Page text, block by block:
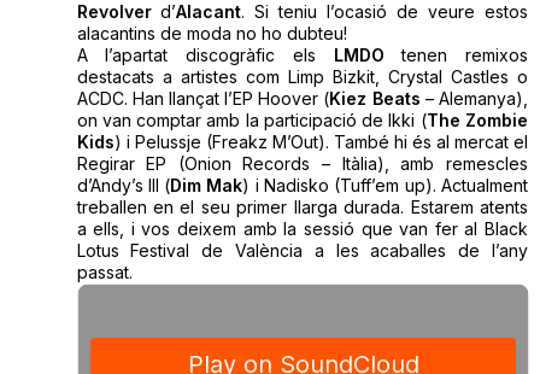
Revolverd’Alacant. Si teniu l’ocasió de veure estos
alacantins de moda no ho dubteu!
A l’apartat discogràfic els LMDO tenen remixos
destacats a artistes com Limp Bizkit, Crystal Castles o
ACDC. Han llançat l’EP Hoover (Kiez Beats – Alemanya),
on van comptar amb la participació de Ikki (The Zombie
Kids) i Pelussje (Freakz M’Out). També hi és al mercat el
Regirar EP (Onion Records – Itàlia), amb remescles
d’Andy’s Ill (Dim Mak) i Nadisko (Tuff’em up). Actualment
treballen en el seu primer llarga durada. Estarem atents
a ells, i vos deixem amb la sessió que van fer al Black
Lotus Festival de València a les acaballes de l’any
passat.